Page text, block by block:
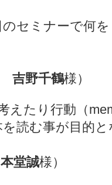
セミナーで何
吉野千鶴様）
えたり行動（
読む事が目的
本堂誠様）